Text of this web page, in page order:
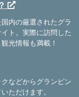
内の厳選されたグラ
ト。実際に訪問した
光情報も満載！
などからグランピン
ただけます。